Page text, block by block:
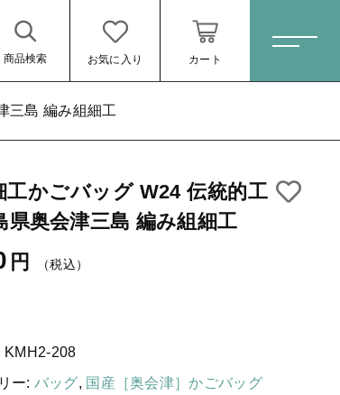
商品検索 お気に入り カート
三島 編み組細工
工かごバッグ W24 伝統的工
県奥会津三島 編み組細工
円 （税込）
KMH2-208
ー: バッグ, 国産［奥会津］かごバッグ
ホーム
すべての商品
スキンケア・石鹸
HINOKI（土佐ヒノキ）シリーズ
タオル/ハンカチ